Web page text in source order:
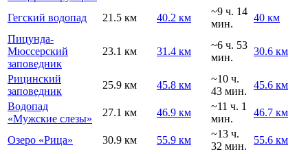
Гегский водопад
21.5 км 40.2 км
~9 ч. 14
мин.
40 км
Пицунда-
Мюссерский
заповедник
23.1 км 31.4 км
~6 ч. 53
мин.
30.6 км
Рицинский
заповедник
25.9 км 45.8 км
~10 ч.
43 мин.
45.6 км
Водопад
«Мужские слезы»
27.1 км 46.9 км
~11 ч. 1
мин.
46.7 км
Озеро «Рица» 30.9 км 55.9 км
~13 ч.
32 мин.
55.6 км